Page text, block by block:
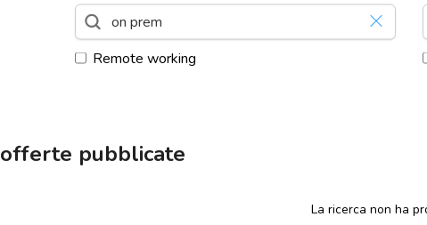
Remote working
offerte pubblicate
La ricerca non ha